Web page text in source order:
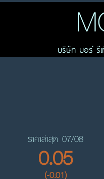
บริษัท มอร์ รี
ราคาล่าสุด 07/08
0.05
(-0.01)